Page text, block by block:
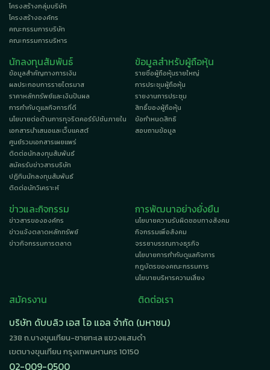
โครงสร้างกลุ่มบริษัท
โครงสร้างองค์กร
คณะกรรมการบริษัท
คณะกรรมการบริหาร
นักลงทุนสัมพันธ์
ข้อมูลสำคัญทางการเงิน
ผลประกอบการรายไตรมาส
ราคาหลักทรัพย์และเงินปันผล
การกำกับดูแลกิจการที่ดี
นโยบายต่อต้านการทุจริตคอร์รัปชันภายใน
เอกสารนำเสนอและเว็บแคสต์
ศูนย์รวมเอกสารเผยแพร่
ติดต่อนักลงทุนสัมพันธ์
สมัครรับข่าวสารบริษัท
ปฏิทินนักลงทุนสัมพันธ์
ติดต่อนักวิเคราะห์
ข้อมูลสำหรับผู้ถือหุ้น
รายชื่อผู้ถือหุ้นรายใหญ่
การประชุมผู้ถือหุ้น
รายงานการประชุม
สิทธิ์ของผู้ถือหุ้น
ข้อกำหนดสิทธิ
สอบถามข้อมูล
ข่าวและกิจกรรม
ข่าวสารขององค์กร
ข่าวแจ้งตลาดหลักทรัพย์
ข่าวกิจกรรมการตลาด
การพัฒนาอย่างยั่งยืน
นโยบายความรับผิดชอบทางสังคม
กิจกรรมเพื่อสังคม
จรรยาบรรณทางธุรกิจ
นโยบายการกำกับดูแลกิจการ
กฎบัตรของคณะกรรมการ
นโยบายบริหารความเสี่ยง
สมัครงาน
ติดต่อเรา
บริษัท ดับบลิว เอส โอ แอล จำกัด (มหาชน)
238 ถ.บางขุนเทียน-ชายทะเล แขวงแสมดำ
เขตบางขุนเทียน กรุงเทพมหานคร 10150
02-009-0500